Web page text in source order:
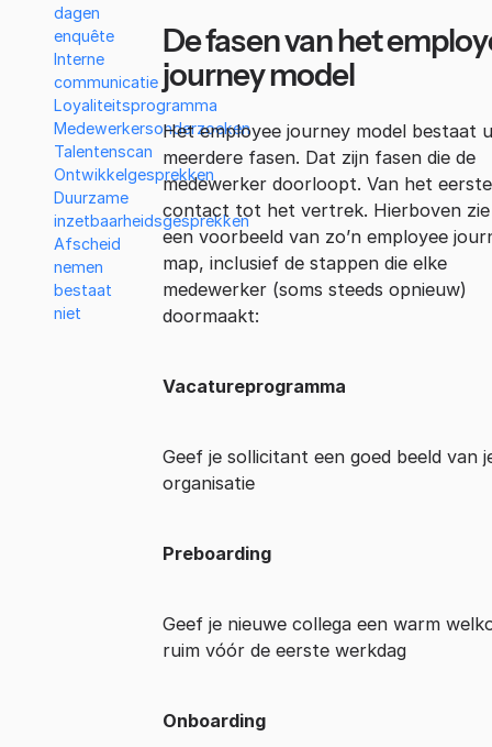
dagen
enquête
Interne
communicatie
Loyaliteitsprogramma
Medewerkersonderzoeken
Talentenscan
Ontwikkelgesprekken
Duurzame
inzetbaarheidsgesprekken
Afscheid
nemen
bestaat
niet
De fasen van het
journey model
Het employee journey model bestaat
meerdere fasen. Dat zijn fasen die de
medewerker doorloopt. Van het eerste
contact tot het vertrek. Hierboven zie
een voorbeeld van zo’n employee
map, inclusief de stappen die elke
medewerker (soms steeds opnieuw)
doormaakt:
Vacatureprogramma
Geef je sollicitant een goed beeld van
organisatie
Preboarding
Geef je nieuwe collega een warm
ruim vóór de eerste werkdag
Onboarding